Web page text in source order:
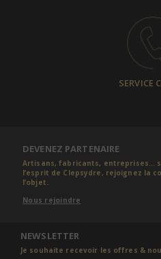
SERVICE
DEVENEZ PARTENAIRE
Artisans, fabricants, entreprises...
l’esprit de Clepsydre, rejoignez la
l’objet.
Nous rejoindre
NEWSLETTER
Je souhaite recevoir les offres &